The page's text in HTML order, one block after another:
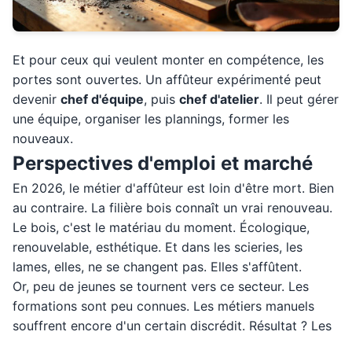
Et pour ceux qui veulent monter en compétence, les
portes sont ouvertes. Un affûteur expérimenté peut
devenir chef d'équipe, puis chef d'atelier. Il peut gérer
une équipe, organiser les plannings, former les
nouveaux.
Perspectives d'emploi et marché
En 2026, le métier d'affûteur est loin d'être mort. Bien
au contraire. La filière bois connaît un vrai renouveau.
Le bois, c'est le matériau du moment. Écologique,
renouvelable, esthétique. Et dans les scieries, les
lames, elles, ne se changent pas. Elles s'affûtent.
Or, peu de jeunes se tournent vers ce secteur. Les
formations sont peu connues. Les métiers manuels
souffrent encore d'un certain discrédit. Résultat ? Les